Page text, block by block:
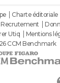
Charte éditoriale
Recrutement
Utiq Mentions
CCM Benchmark